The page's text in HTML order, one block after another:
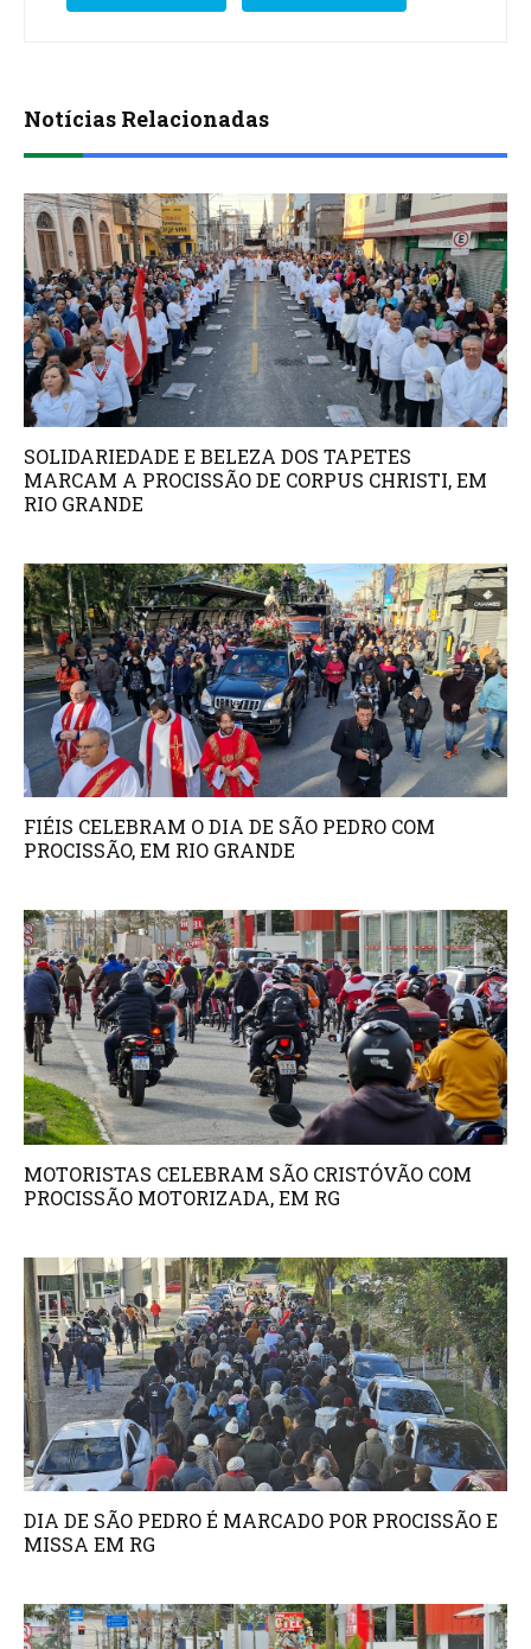
Notícias Relacionadas
SOLIDARIEDADE E BELEZA DOS TAPETES
MARCAM A PROCISSÃO DE CORPUS CHRISTI, EM
RIO GRANDE
FIÉIS CELEBRAM O DIA DE SÃO PEDRO COM
PROCISSÃO, EM RIO GRANDE
MOTORISTAS CELEBRAM SÃO CRISTÓVÃO COM
PROCISSÃO MOTORIZADA, EM RG
DIA DE SÃO PEDRO É MARCADO POR PROCISSÃO E
MISSA EM RG